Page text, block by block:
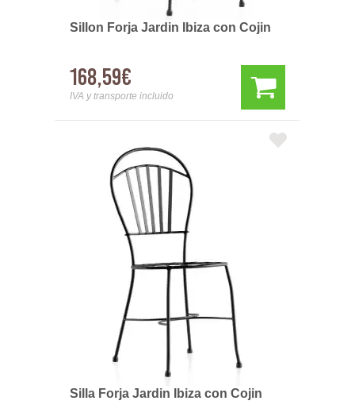
Sillon Forja Jardin Ibiza con Cojin
168,59€
IVA y transporte incluido
Silla Forja Jardin Ibiza con Cojin